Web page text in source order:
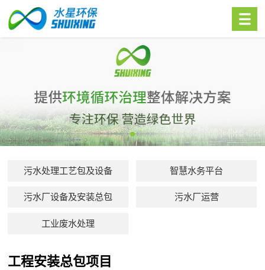
污水处理工艺包及设备 智慧水务平台
污水厂设备及安装总包 污水厂运营
工业废水处理
工程安装总包项目